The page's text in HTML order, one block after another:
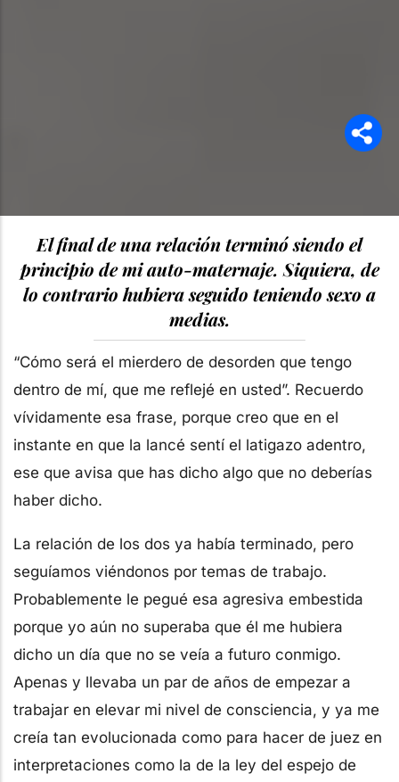
El final de una relación terminó siendo el
principio de mi auto-maternaje. Siquiera, de
lo contrario hubiera seguido teniendo sexo a
medias.
“Cómo será el mierdero de desorden que tengo
dentro de mí, que me reflejé en usted”. Recuerdo
vívidamente esa frase, porque creo que en el
instante en que la lancé sentí el latigazo adentro,
ese que avisa que has dicho algo que no deberías
haber dicho.
La relación de los dos ya había terminado, pero
seguíamos viéndonos por temas de trabajo.
Probablemente le pegué esa agresiva embestida
porque yo aún no superaba que él me hubiera
dicho un día que no se veía a futuro conmigo.
Apenas y llevaba un par de años de empezar a
trabajar en elevar mi nivel de consciencia, y ya me
creía tan evolucionada como para hacer de juez en
interpretaciones como la de la ley del espejo de